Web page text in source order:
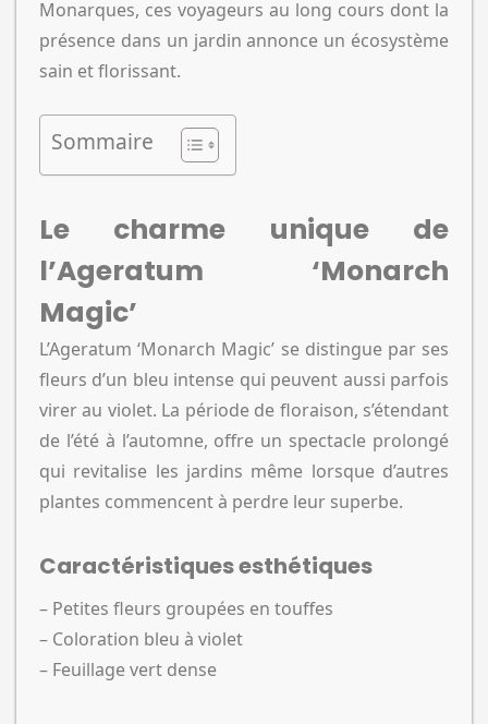
Monarques, ces voyageurs au long cours dont la
présence dans un jardin annonce un écosystème
sain et florissant.
Sommaire
Le charme unique de
l’Ageratum ‘Monarch
Magic’
L’Ageratum ‘Monarch Magic’ se distingue par ses
fleurs d’un bleu intense qui peuvent aussi parfois
virer au violet. La période de floraison, s’étendant
de l’été à l’automne, offre un spectacle prolongé
qui revitalise les jardins même lorsque d’autres
plantes commencent à perdre leur superbe.
Caractéristiques esthétiques
– Petites fleurs groupées en touffes
– Coloration bleu à violet
– Feuillage vert dense